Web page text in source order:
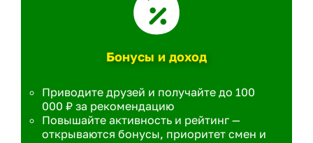
Бонусы и доход
Приводите друзей и получайте до 100
000 ₽ за рекомендацию
Повышайте активность и рейтинг —
открываются бонусы, приоритет смен и